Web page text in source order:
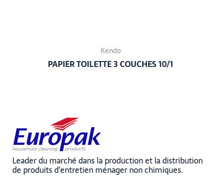
Kendo
PAPIER TOILETTE 3 COUCHES 10/1
Leader du marché dans la production et la distribution
de produits d’entretien ménager non chimiques.